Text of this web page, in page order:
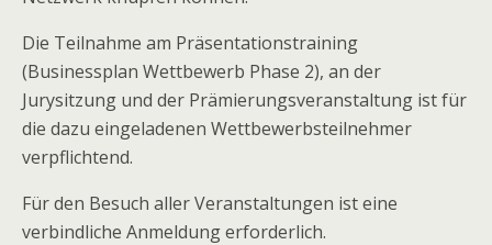
Die Teilnahme am Präsentationstraining
(Businessplan Wettbewerb Phase 2), an der
Jurysitzung und der Prämierungsveranstaltung ist für
die dazu eingeladenen Wettbewerbsteilnehmer
verpflichtend.
Für den Besuch aller Veranstaltungen ist eine
verbindliche Anmeldung erforderlich.